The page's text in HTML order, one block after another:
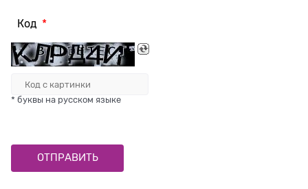
Код
* буквы на русском языке